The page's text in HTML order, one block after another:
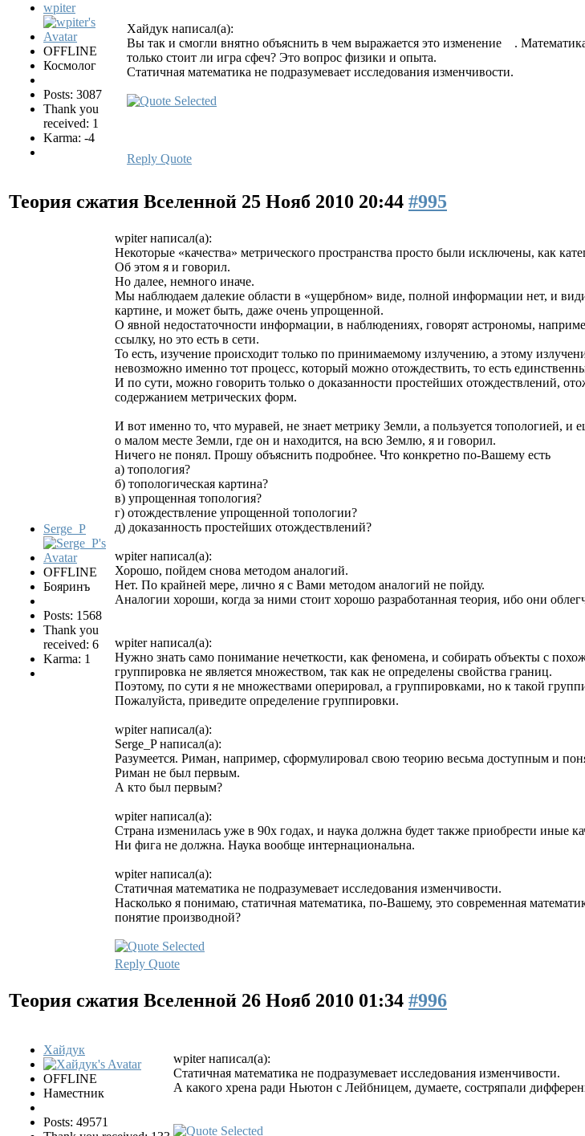
wpiter
OFFLINE
Космолог
Posts: 3087
Thank you
received: 1
Karma: -4
Хайдук написал(а):
Вы так и смогли внятно объяснить в чем выражается это изменение .
только стоит ли игра сфеч? Это вопрос физики и опыта.
Статичная математика не подразумевает исследования изменчивости.
Reply Quote
Теория сжатия Вселенной 25 Нояб 2010 20:44 #995
Serge_P
OFFLINE
Бояринъ
Posts: 1568
Thank you
received: 6
Karma: 1
wpiter написал(а):
Некоторые «качества» метрического пространства просто были исключены, как
Об этом я и говорил.
Но далее, немного иначе.
Мы наблюдаем далекие области в «ущербном» виде, полной информации нет, и
картине, и может быть, даже очень упрощенной.
О явной недостаточности информации, в наблюдениях, говорят астрономы,
ссылку, но это есть в сети.
То есть, изучение происходит только по принимаемому излучению, а этому
невозможно именно тот процесс, который можно отождествить, то есть
И по сути, можно говорить только о доказанности простейших отождествлений,
содержанием метрических форм.
И вот именно то, что муравей, не знает метрику Земли, а пользуется топологией,
о малом месте Земли, где он и находится, на всю Землю, я и говорил.
Ничего не понял. Прошу объяснить подробнее. Что конкретно по-Вашему есть
а) топология?
б) топологическая картина?
в) упрощенная топология?
г) отождествление упрощенной топологии?
д) доказанность простейших отождествлений?
wpiter написал(а):
Хорошо, пойдем снова методом аналогий.
Нет. По крайней мере, лично я с Вами методом аналогий не пойду.
Аналогии хороши, когда за ними стоит хорошо разработанная теория, ибо они
wpiter написал(а):
Нужно знать само понимание нечеткости, как феномена, и собирать объекты с
группировка не является множеством, так как не определены свойства границ.
Поэтому, по сути я не множествами оперировал, а группировками, но к такой
Пожалуйста, приведите определение группировки.
wpiter написал(а):
Serge_P написал(а):
Разумеется. Риман, например, сформулировал свою теорию весьма доступным и
Риман не был первым.
А кто был первым?
wpiter написал(а):
Страна изменилась уже в 90х годах, и наука должна будет также приобрести иные
Ни фига не должна. Наука вообще интернациональна.
wpiter написал(а):
Статичная математика не подразумевает исследования изменчивости.
Насколько я понимаю, статичная математика, по-Вашему, это современная
понятие производной?
Reply Quote
Теория сжатия Вселенной 26 Нояб 2010 01:34 #996
Хайдук
OFFLINE
Наместник
Posts: 49571
wpiter написал(а):
Статичная математика не подразумевает исследования изменчивости.
А какого хрена ради Ньютон с Лейбницем, думаете, состряпали